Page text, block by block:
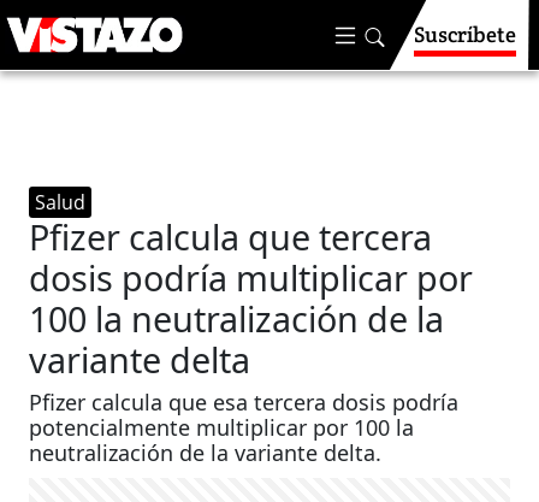
Suscríbete
Salud
Pfizer calcula que tercera
dosis podría multiplicar por
100 la neutralización de la
variante delta
Pfizer calcula que esa tercera dosis podría
potencialmente multiplicar por 100 la
neutralización de la variante delta.